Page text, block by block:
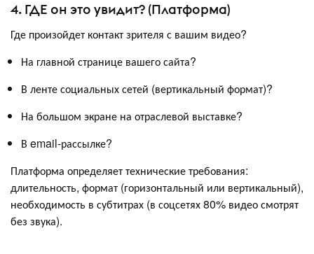
4. ГДЕ он это увидит? (Платформа)
Где произойдет контакт зрителя с вашим видео?
На главной странице вашего сайта?
В ленте социальных сетей (вертикальный формат)?
На большом экране на отраслевой выставке?
В email-рассылке?
Платформа определяет технические требования:
длительность, формат (горизонтальный или вертикальный),
необходимость в субтитрах (в соцсетях 80% видео смотрят
без звука).